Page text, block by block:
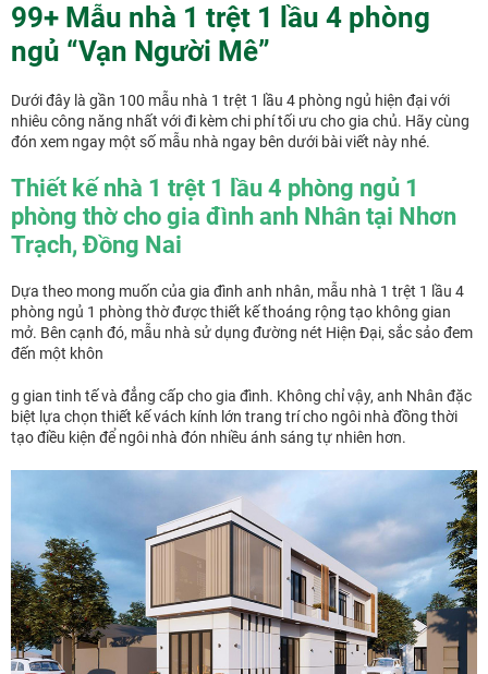
99+ Mẫu nhà 1 trệt 1 lầu 4 phòng
ngủ “Vạn Người Mê”
Dưới đây là gần 100 mẫu nhà 1 trệt 1 lầu 4 phòng ngủ hiện đại với
nhiêu công năng nhất với đi kèm chi phí tối ưu cho gia chủ. Hãy cùng
đón xem ngay một số mẫu nhà ngay bên dưới bài viết này nhé.
Thiết kế nhà 1 trệt 1 lầu 4 phòng ngủ 1
phòng thờ cho gia đình anh Nhân tại Nhơn
Trạch, Đồng Nai
Dựa theo mong muốn của gia đình anh nhân, mẫu nhà 1 trệt 1 lầu 4
phòng ngủ 1 phòng thờ được thiết kế thoáng rộng tạo không gian
mở. Bên cạnh đó, mẫu nhà sử dụng đường nét Hiện Đại, sắc sảo đem
đến một khôn
g gian tinh tế và đẳng cấp cho gia đình. Không chỉ vậy, anh Nhân đặc
biệt lựa chọn thiết kế vách kính lớn trang trí cho ngôi nhà đồng thời
tạo điều kiện để ngôi nhà đón nhiều ánh sáng tự nhiên hơn.